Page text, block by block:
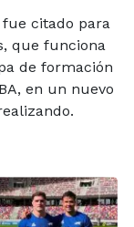
citado para
que funciona
de formación
en un nuevo